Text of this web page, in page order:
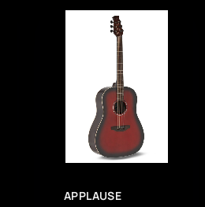
APPLAUSE